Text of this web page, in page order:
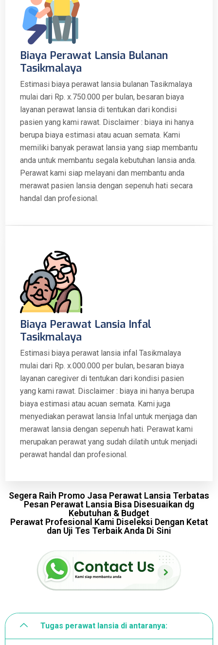
Biaya Perawat Lansia Bulanan
Tasikmalaya
Estimasi biaya perawat lansia bulanan Tasikmalaya
mulai dari Rp. x.750.000 per bulan, besaran biaya
layanan perawat lansia di tentukan dari kondisi
pasien yang kami rawat. Disclaimer : biaya ini hanya
berupa biaya estimasi atau acuan semata. Kami
memiliki banyak perawat lansia yang siap membantu
anda untuk membantu segala kebutuhan lansia anda.
Perawat kami siap melayani dan membantu anda
merawat pasien lansia dengan sepenuh hati secara
handal dan profesional.
Biaya Perawat Lansia Infal
Tasikmalaya
Estimasi biaya perawat lansia infal Tasikmalaya
mulai dari Rp. x.000.000 per bulan, besaran biaya
layanan caregiver di tentukan dari kondisi pasien
yang kami rawat. Disclaimer : biaya ini hanya berupa
biaya estimasi atau acuan semata. Kami juga
menyediakan perawat lansia Infal untuk menjaga dan
merawat lansia dengan sepenuh hati. Perawat kami
merupakan perawat yang sudah dilatih untuk menjadi
perawat handal dan profesional.
Segera Raih Promo Jasa Perawat Lansia Terbatas
Pesan Perawat Lansia Bisa Disesuaikan dg
Kebutuhan & Budget
Perawat Profesional Kami Diseleksi Dengan Ketat
dan Uji Tes Terbaik Anda Di Sini
Tugas perawat lansia di antaranya: